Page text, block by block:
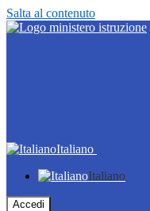
Salta al contenuto
Italiano
Italiano
Accedi